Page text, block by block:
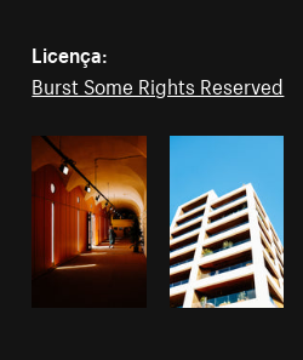
Licença:
Burst Some Rights Reserved